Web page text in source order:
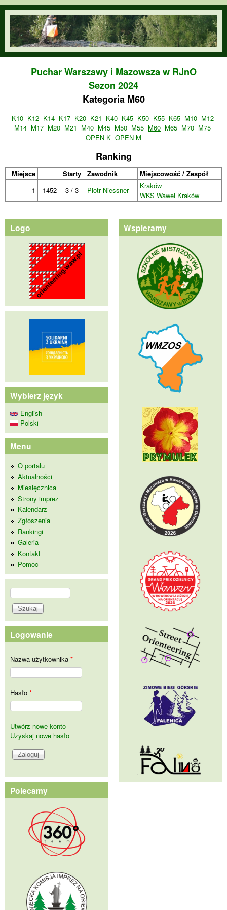
Przejdź do treści
orienteering.waw.pl
Puchar Warszawy i Mazowsza w RJnO
Sezon 2024
Kategoria M60
K10 K12 K14 K17 K20 K21 K40 K45 K50 K55 K65 M10 M12
M14 M17 M20 M21 M40 M45 M50 M55 M60 M65 M70 M75
OPEN K OPEN M
Ranking
Miejsce Starty Zawodnik
Miejscowość / Zespół
1
1452 3 / 3 Piotr Niessner
Kraków
WKS Wawel Kraków
Logo
Wybierz język
English
Polski
Menu
O portalu
Aktualności
Miesięcznica
Strony imprez
Kalendarz
Zgłoszenia
Rankingi
Galeria
Kontakt
Pomoc
Formularz wyszukiwania
Szukaj
Logowanie
Nazwa użytkownika *
Hasło *
Utwórz nowe konto
Uzyskaj nowe hasło
Polecamy
Wspieramy